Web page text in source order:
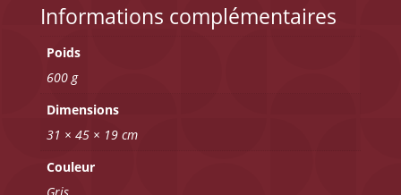
Informations complémentaires
Poids
600 g
Dimensions
31 × 45 × 19 cm
Couleur